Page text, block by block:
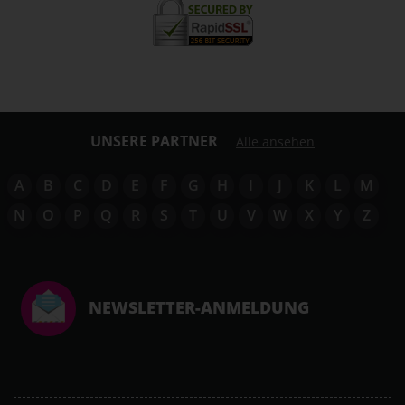
UNSERE PARTNER Alle ansehen
A B C D E F G H I J K L
M
N
O P Q R S T U V W X Y Z
NEWSLETTER-ANMELDUNG